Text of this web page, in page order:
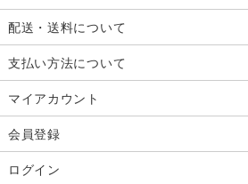
配送・送料について
支払い方法について
マイアカウント
会員登録
ログイン